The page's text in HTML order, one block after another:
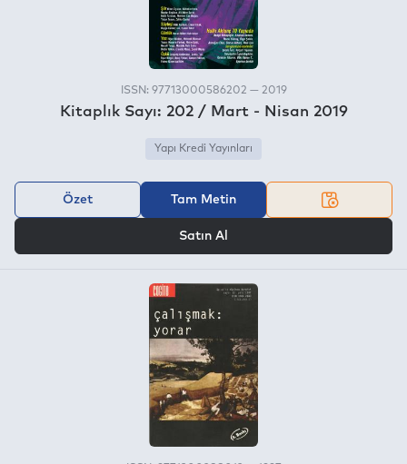
ISSN: 97713000586202 — 2019
Kitaplık Sayı: 202 / Mart - Nisan 2019
Yapı Kredi Yayınları
Özet Tam Metin
Satın Al